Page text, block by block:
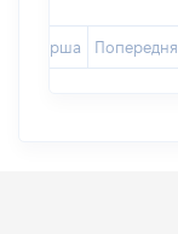
Перша Попередня